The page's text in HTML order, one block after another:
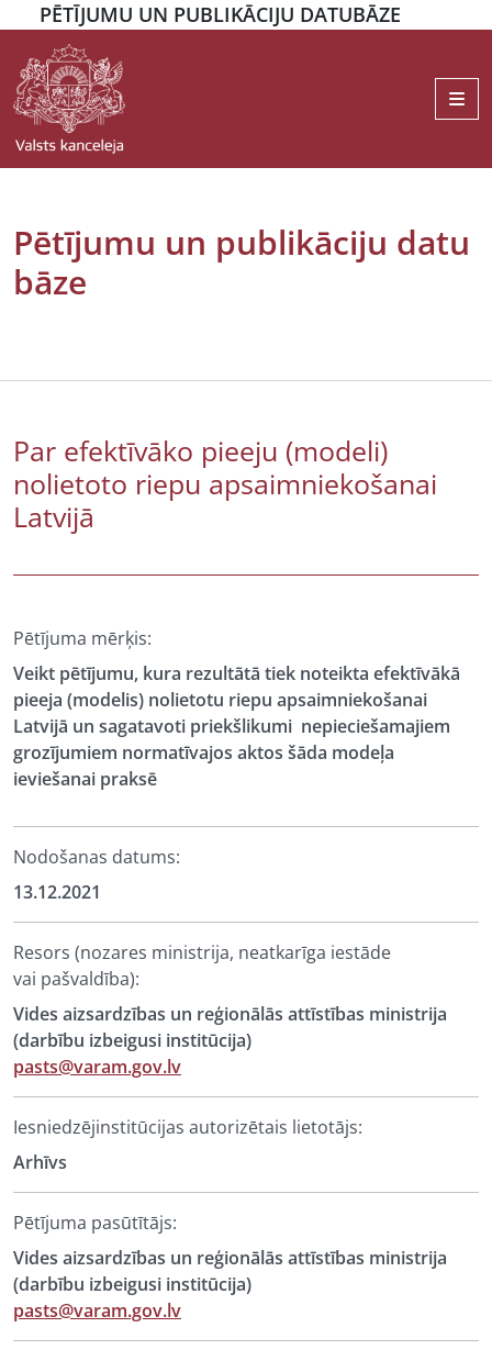
PĒTĪJUMU UN PUBLIKĀCIJU DATUBĀZE
Pētījumu un publikāciju datu
bāze
Par efektīvāko pieeju (modeli)
nolietoto riepu apsaimniekošanai
Latvijā
Pētījuma mērķis:
Veikt pētījumu, kura rezultātā tiek noteikta efektīvākā
pieeja (modelis) nolietotu riepu apsaimniekošanai
Latvijā un sagatavoti priekšlikumi nepieciešamajiem
grozījumiem normatīvajos aktos šāda modeļa
ieviešanai praksē
Nodošanas datums:
13.12.2021
Resors (nozares ministrija, neatkarīga iestāde
vai pašvaldība):
Vides aizsardzības un reģionālās attīstības ministrija
(darbību izbeigusi institūcija)
pasts@varam.gov.lv
Iesniedzējinstitūcijas autorizētais lietotājs:
Arhīvs
Pētījuma pasūtītājs:
Vides aizsardzības un reģionālās attīstības ministrija
(darbību izbeigusi institūcija)
pasts@varam.gov.lv